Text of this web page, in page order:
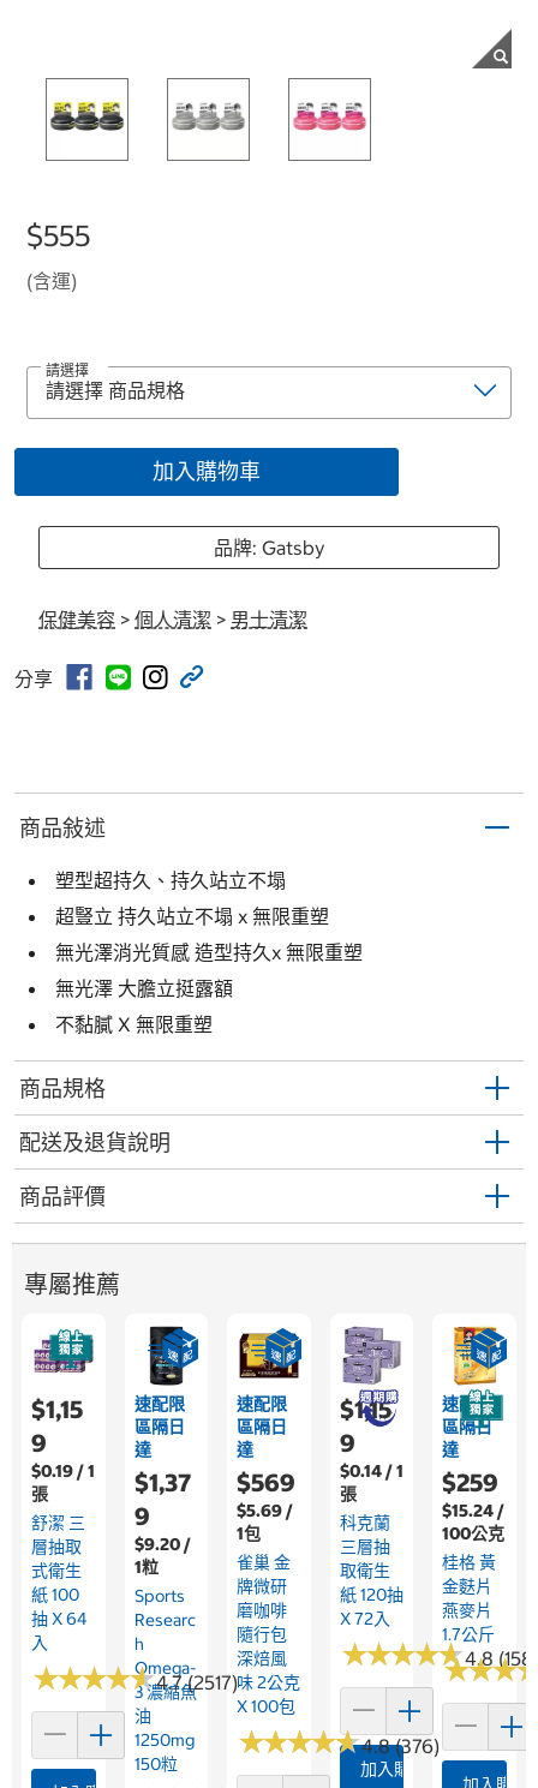
$555
(含運)
請選擇
加入購物車
品牌: Gatsby
保健美容 > 個人清潔 > 男士清潔
分享
商品敍述
塑型超持久、持久站立不塌
超豎立 持久站立不塌 x 無限重塑
無光澤消光質感 造型持久x 無限重塑
無光澤 大膽立挺露額
不黏膩 X 無限重塑
商品規格
配送及退貨說明
商品評價
專屬推薦
$1,15
9
$0.19 / 1
張
舒潔 三
層抽取
式衛生
紙 100
抽 X 64
入
★★★★★
★★★★★4.7 (2517)
速配限
區隔日
達
$1,37
9
$9.20 /
1粒
Sports
Researc
H
Omega-
3 濃縮魚
油
1250mg
150粒
速配限
區隔日
達
$569
$5.69 /
1包
雀巢 金
牌微研
磨咖啡
隨行包
深焙風
味 2公克
X 100包
★★★★★
★★★★★4.8 (376)
$1,15
9
$0.14 / 1
張
科克蘭
三層抽
取衛生
紙 120抽
X 72入
★★★★★
★★★★★4.8
加入購物車
速配限
區隔日
達
$259
$15.24 /
100公克
桂格 黃
金麩片
燕麥片
1.7公斤
★★★
★★★